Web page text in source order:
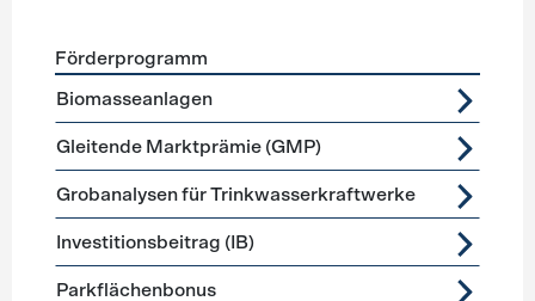
Förderprogramme
Förderprogramm
Biomasseanlagen
Gleitende Marktprämie (GMP)
Grobanalysen für Trinkwasserkraftwerke
Investitionsbeitrag (IB)
Parkflächenbonus